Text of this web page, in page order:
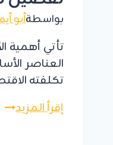
بواسطةأبو
تأتي أهمية
العناصر
تكلفته
إقرأ المزيد